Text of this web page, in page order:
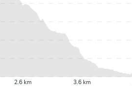
2.6 km 3.6 km